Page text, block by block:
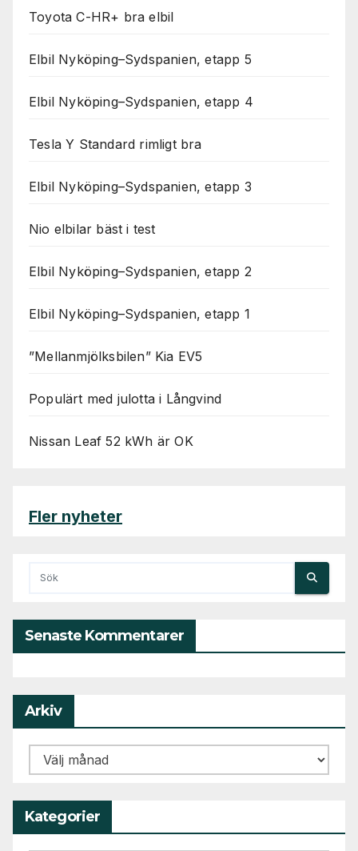
Toyota C-HR+ bra elbil
Elbil Nyköping–Sydspanien, etapp 5
Elbil Nyköping–Sydspanien, etapp 4
Tesla Y Standard rimligt bra
Elbil Nyköping–Sydspanien, etapp 3
Nio elbilar bäst i test
Elbil Nyköping–Sydspanien, etapp 2
Elbil Nyköping–Sydspanien, etapp 1
”Mellanmjölksbilen” Kia EV5
Populärt med julotta i Långvind
Nissan Leaf 52 kWh är OK
Fler nyheter
Senaste Kommentarer
Arkiv
Arkiv
Kategorier